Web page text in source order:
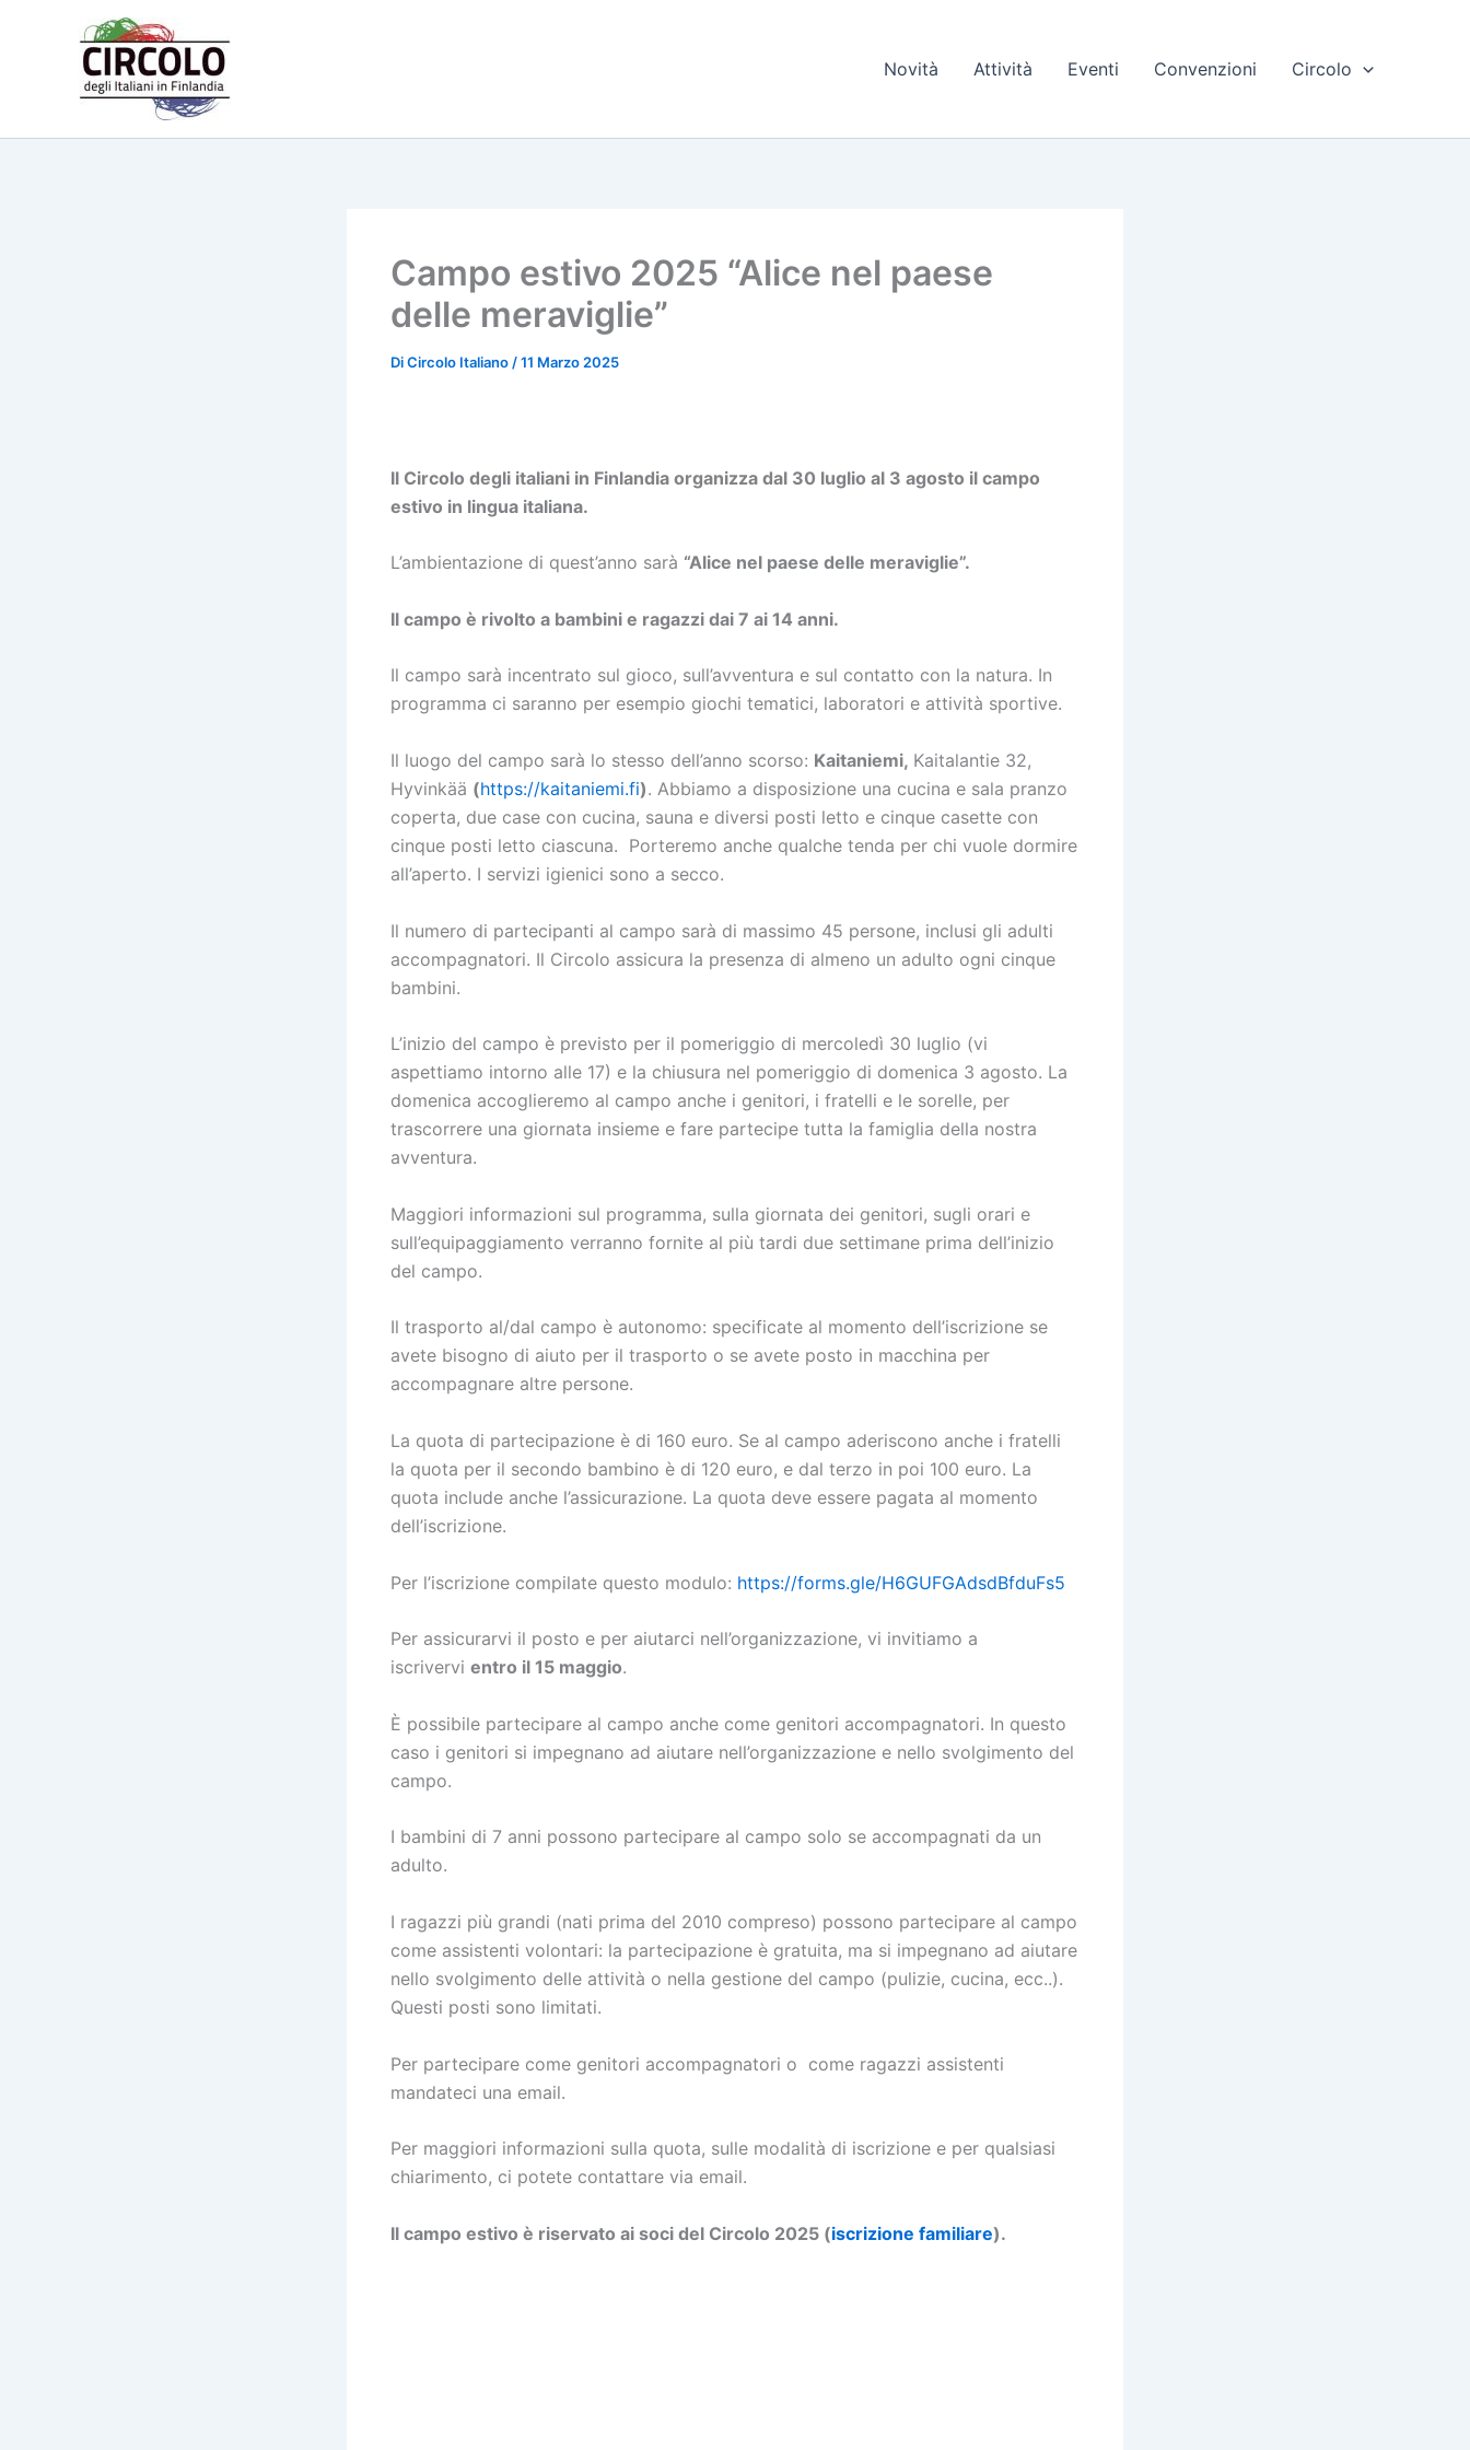
Novità Attività Eventi Convenzioni Circolo
Campo estivo 2025 “Alice nel paese
delle meraviglie”
DiCircolo Italiano /11 Marzo 2025
Il Circolo degli italiani in Finlandia organizza dal 30 luglio al 3 agosto il campo
estivo in lingua italiana.
L’ambientazione di quest’anno sarà “Alice nel paese delle meraviglie”.
Il campo è rivolto a bambini e ragazzi dai 7 ai 14 anni.
Il campo sarà incentrato sul gioco, sull’avventura e sul contatto con la natura. In
programma ci saranno per esempio giochi tematici, laboratori e attività sportive.
Il luogo del campo sarà lo stesso dell’anno scorso: Kaitaniemi, Kaitalantie 32,
Hyvinkää (https://kaitaniemi.fi). Abbiamo a disposizione una cucina e sala pranzo
coperta, due case con cucina, sauna e diversi posti letto e cinque casette con
cinque posti letto ciascuna. Porteremo anche qualche tenda per chi vuole dormire
all’aperto. I servizi igienici sono a secco.
Il numero di partecipanti al campo sarà di massimo 45 persone, inclusi gli adulti
accompagnatori. Il Circolo assicura la presenza di almeno un adulto ogni cinque
bambini.
L’inizio del campo è previsto per il pomeriggio di mercoledì 30 luglio (vi
aspettiamo intorno alle 17) e la chiusura nel pomeriggio di domenica 3 agosto. La
domenica accoglieremo al campo anche i genitori, i fratelli e le sorelle, per
trascorrere una giornata insieme e fare partecipe tutta la famiglia della nostra
avventura.
Maggiori informazioni sul programma, sulla giornata dei genitori, sugli orari e
sull’equipaggiamento verranno fornite al più tardi due settimane prima dell’inizio
del campo.
Il trasporto al/dal campo è autonomo: specificate al momento dell’iscrizione se
avete bisogno di aiuto per il trasporto o se avete posto in macchina per
accompagnare altre persone.
La quota di partecipazione è di 160 euro. Se al campo aderiscono anche i fratelli
la quota per il secondo bambino è di 120 euro, e dal terzo in poi 100 euro. La
quota include anche l’assicurazione. La quota deve essere pagata al momento
dell’iscrizione.
Per l’iscrizione compilate questo modulo: https://forms.gle/H6GUFGAdsdBfduFs5
Per assicurarvi il posto e per aiutarci nell’organizzazione, vi invitiamo a
iscrivervi entro il 15 maggio.
È possibile partecipare al campo anche come genitori accompagnatori. In questo
caso i genitori si impegnano ad aiutare nell’organizzazione e nello svolgimento del
campo.
I bambini di 7 anni possono partecipare al campo solo se accompagnati da un
adulto.
I ragazzi più grandi (nati prima del 2010 compreso) possono partecipare al campo
come assistenti volontari: la partecipazione è gratuita, ma si impegnano ad aiutare
nello svolgimento delle attività o nella gestione del campo (pulizie, cucina, ecc..).
Questi posti sono limitati.
Per partecipare come genitori accompagnatori o come ragazzi assistenti
mandateci una email.
Per maggiori informazioni sulla quota, sulle modalità di iscrizione e per qualsiasi
chiarimento, ci potete contattare via email.
Il campo estivo è riservato ai soci del Circolo 2025 (iscrizione familiare).